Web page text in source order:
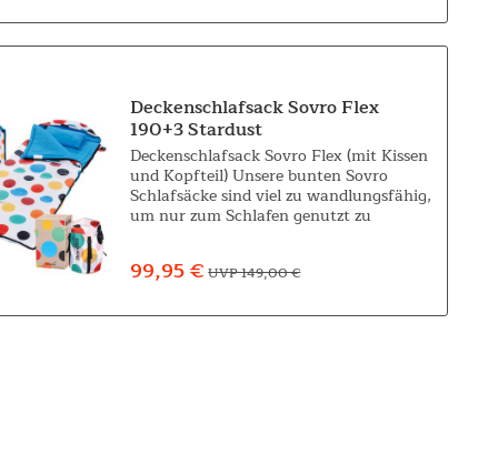
Deckenschlafsack Sovro Flex
190+3 Stardust
Deckenschlafsack Sovro Flex (mit Kissen
und Kopfteil) Unsere bunten Sovro
Schlafsäcke sind viel zu wandlungsfähig,
um nur zum Schlafen genutzt zu
Spaß in...
99,95 € UVP 149,00 €